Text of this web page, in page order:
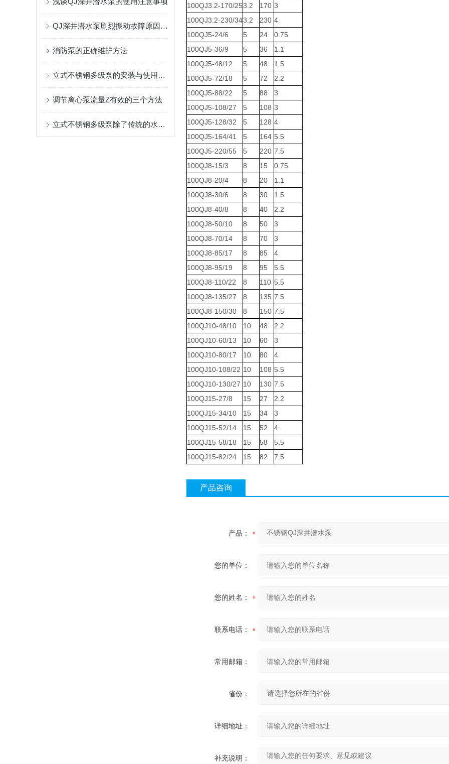
QJ深井潜水泵剧烈振动故障原因解析
消防泵的正确维护方法
立式不锈钢多级泵的安装与使用注意事项
调节离心泵流量Z有效的三个方法
立式不锈钢多级泵除了传统的水泵功能，还具有哪些优点？
100QJ3.2-170/253.2 170 3
100QJ3.2-230/343.2 230 4
100QJ5-24/6
5 24
0.75
100QJ5-36/9
5 36
1.1
100QJ5-48/12
5 48
1.5
100QJ5-72/18
5 72
2.2
100QJ5-88/22
5 88
3
100QJ5-108/27
5 108 3
100QJ5-128/32
5 128 4
100QJ5-164/41
5 164 5.5
100QJ5-220/55
5 220 7.5
100QJ8-15/3
8 15
0.75
100QJ8-20/4
8 20
1.1
100QJ8-30/6
8 30
1.5
100QJ8-40/8
8 40
2.2
100QJ8-50/10
8 50
3
100QJ8-70/14
8 70
3
100QJ8-85/17
8 85
4
100QJ8-95/19
8 95
5.5
100QJ8-110/22
8 110 5.5
100QJ8-135/27
8 135 7.5
100QJ8-150/30
8 150 7.5
100QJ10-48/10
10 48
2.2
100QJ10-60/13
10 60
3
100QJ10-80/17
10 80
4
100QJ10-108/22 10 108 5.5
100QJ10-130/27 10 130 7.5
100QJ15-27/8
15 27
2.2
100QJ15-34/10
15 34
3
100QJ15-52/14
15 52
4
100QJ15-58/18
15 58
5.5
100QJ15-82/24
15 82 7.5
产品咨询
产品：
您的单位：
您的姓名：
联系电话：
常用邮箱：
省份：
详细地址：
补充说明：